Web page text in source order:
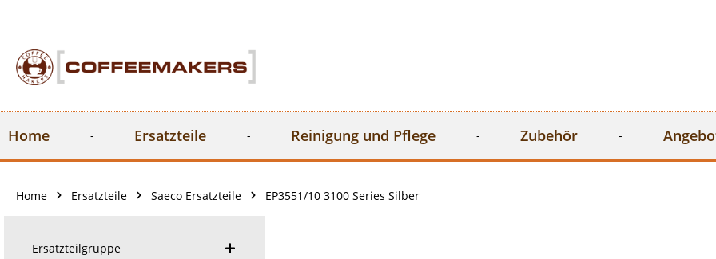
Home Ersatzteile Reinigung und Pflege Zubehör
Home Ersatzteile Saeco Ersatzteile EP3551/10 3100 Series Silber
Ersatzteilgruppe